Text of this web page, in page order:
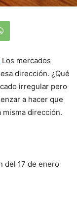
Los mercados
dirección. ¿Qué
irregular pero
a hacer que
dirección.
del 17 de enero